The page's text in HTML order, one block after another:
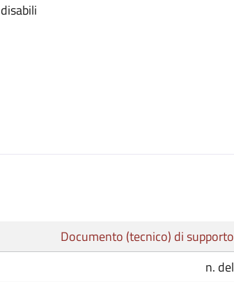
Documento (tecnico) di supporto
n. del